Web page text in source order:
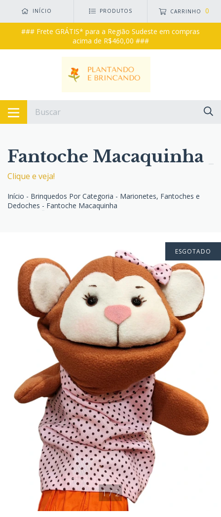
INÍCIO PRODUTOS CARRINHO 0
### Frete GRÁTIS* para a Região Sudeste em compras
acima de R$460,00 ###
Fantoche Macaquinha
Clique e veja!
Início - Brinquedos Por Categoria - Marionetes, Fantoches e
Dedoches - Fantoche Macaquinha
ESGOTADO
1/2